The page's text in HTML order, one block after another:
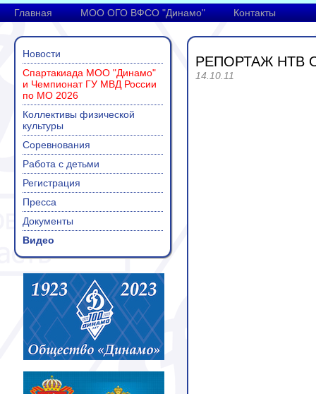
Главная МОО ОГО ВФСО "Динамо" Контакты
Новости
Спартакиада МОО "Динамо"
и Чемпионат ГУ МВД России
по МО 2026
Коллективы физической
культуры
Соревнования
Работа с детьми
Регистрация
Пресса
Документы
Видео
РЕПОРТАЖ НТВ
14.10.11